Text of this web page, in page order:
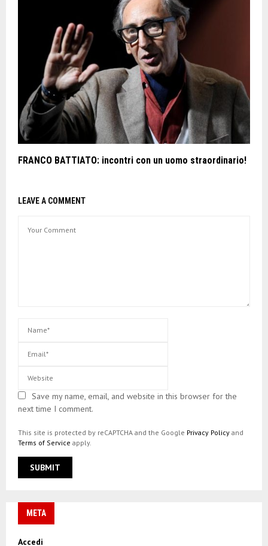
FRANCO BATTIATO: incontri con un uomo straordinario!
LEAVE A COMMENT
Save my name, email, and website in this browser for the
next time I comment.
This site is protected by reCAPTCHA and the Google Privacy Policy and
Terms of Service apply.
META
Accedi